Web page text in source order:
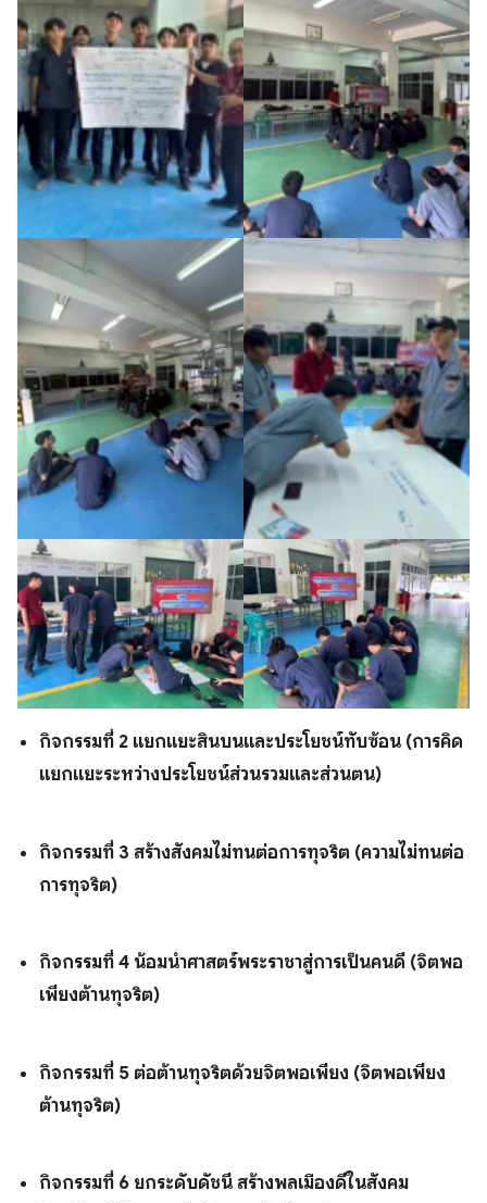
กิจกรรมที่ 2 แยกแยะสินบนและประโยชน์ทับซ้อน (การคิด
แยกแยะระหว่างประโยชน์ส่วนรวมและส่วนตน)
กิจกรรมที่ 3 สร้างสังคมไม่ทนต่อการทุจริต (ความไม่ทนต่อ
การทุจริต)
กิจกรรมที่ 4 น้อมนำศาสตร์พระราชาสู่การเป็นคนดี (จิตพอ
เพียงต้านทุจริต)
กิจกรรมที่ 5 ต่อต้านทุจริตด้วยจิตพอเพียง (จิตพอเพียง
ต้านทุจริต)
กิจกรรมที่ 6 ยกระดับดัชนี สร้างพลเมืองดีในสังคม